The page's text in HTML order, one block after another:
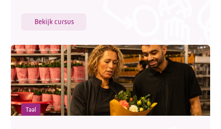
Bekijk cursus
Taal